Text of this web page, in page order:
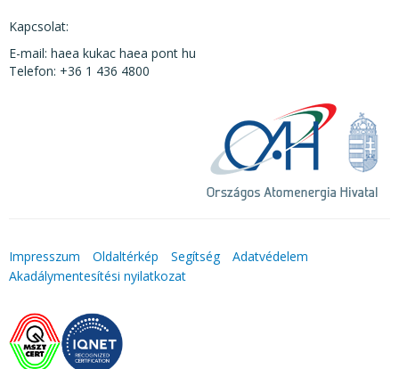
Kapcsolat:
E-mail: haea kukac haea pont hu
Telefon: +36 1 436 4800
Impresszum Oldaltérkép Segítség
Adatvédelem
Akadálymentesítési nyilatkozat